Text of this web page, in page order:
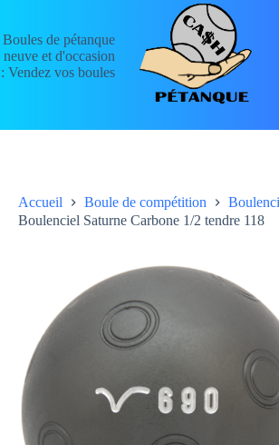
contenu
Boules de pétanque
neuve et d'occasion
: Vendez vos boules
Accueil Boule de compétition
Boulenciel Saturne Carbone 1/2 tendre 118